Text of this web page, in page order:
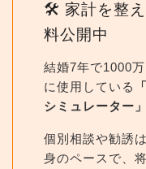
🛠 家計を整
料公開中
結婚7年で1000
に使用している
シミュレーター」
個別相談や勧誘
身のペースで、